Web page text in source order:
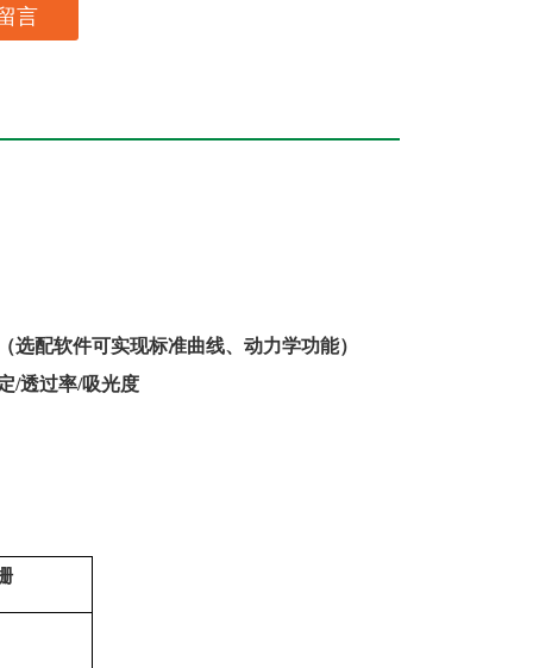
言
配软件可实现标准曲线、动力学功能）
/透过率/吸光度